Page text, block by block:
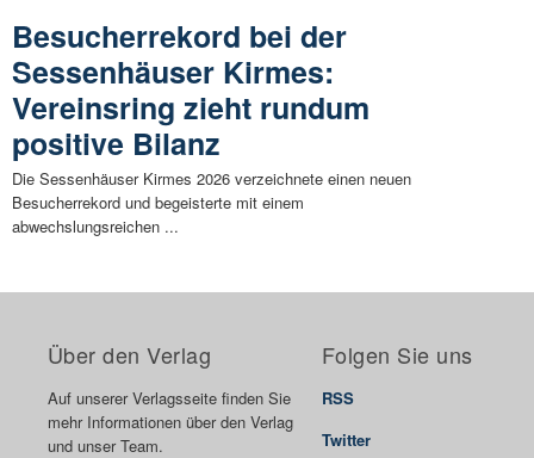
Besucherrekord bei der
Sessenhäuser Kirmes:
Vereinsring zieht rundum
positive Bilanz
Die Sessenhäuser Kirmes 2026 verzeichnete einen neuen
Besucherrekord und begeisterte mit einem
abwechslungsreichen ...
Über den Verlag
Auf unserer Verlagsseite finden Sie
mehr Informationen über den Verlag
und unser Team.
Folgen Sie uns
RSS
Twitter